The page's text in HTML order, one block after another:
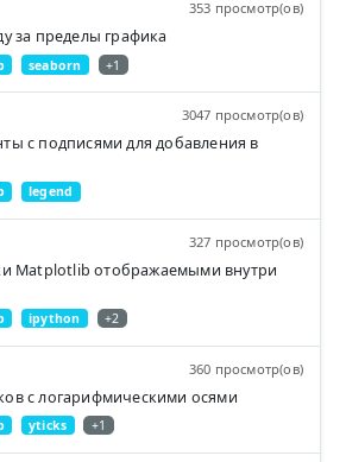
353 просмотр(ов)
за пределы графика
seaborn +1
3047 просмотр(ов)
с подписями для добавления в
legend
327 просмотр(ов)
Matplotlib отображаемыми внутри
ipython +2
360 просмотр(ов)
с логарифмическими осями
yticks +1